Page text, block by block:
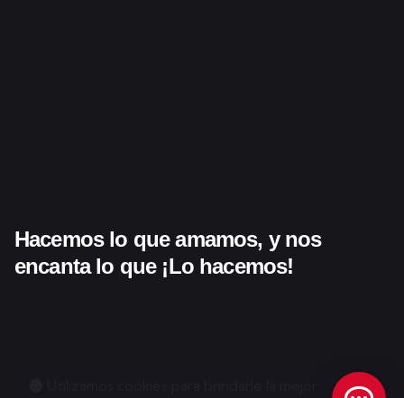
Hacemos lo que amamos, y nos
encanta lo que ¡Lo hacemos!